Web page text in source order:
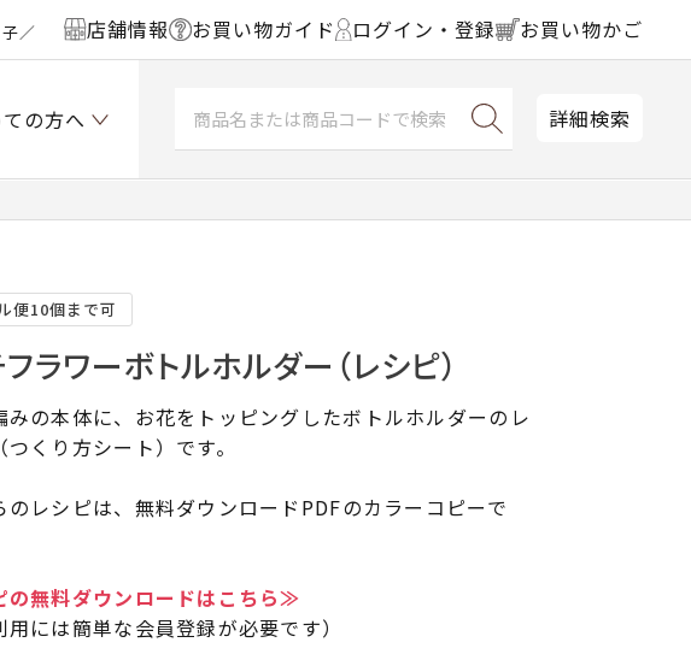
／ 店舗情報 お買い物ガイド ログイン・登録 お買い物かご
の方へ 詳細検索
便10個まで可
ラワーボトルホルダー（レシピ）
みの本体に、お花をトッピングしたボトルホルダーのレ
つくり方シート）です。
のレシピは、無料ダウンロードPDFのカラーコピーで
の無料ダウンロードはこちら≫
用には簡単な会員登録が必要です）